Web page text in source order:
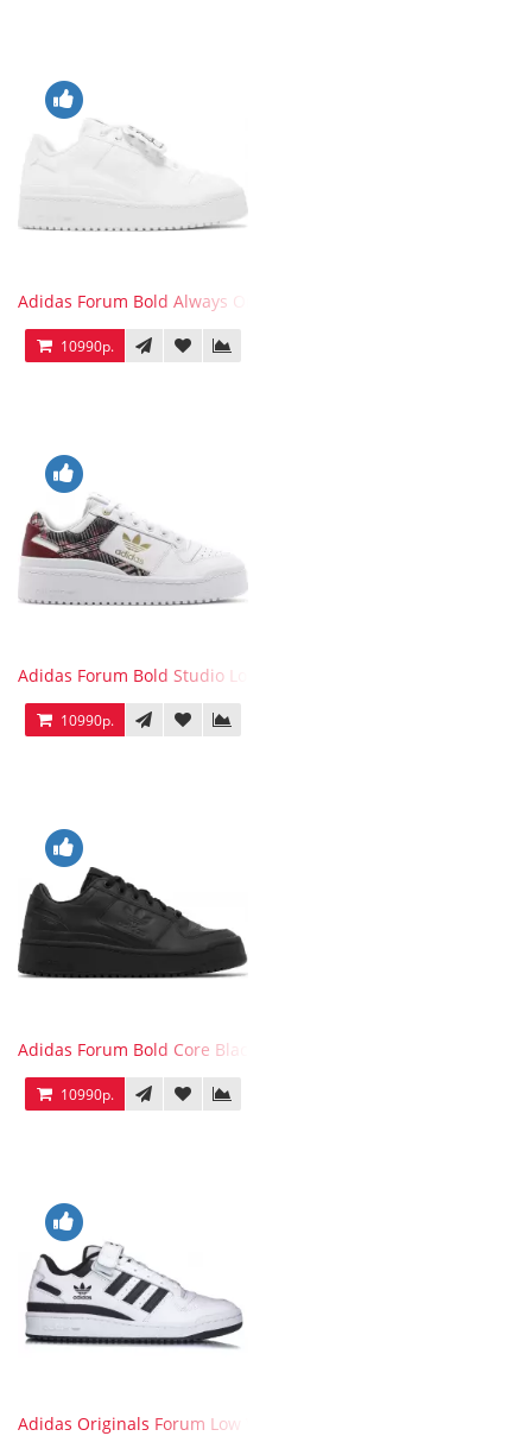
Adidas Forum Bold Always Original
10990р.
Adidas Forum Bold Studio London Checkered
10990р.
Adidas Forum Bold Core Black
10990р.
Adidas Originals Forum Low WB White Black